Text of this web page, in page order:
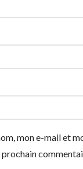
mon e-mail et